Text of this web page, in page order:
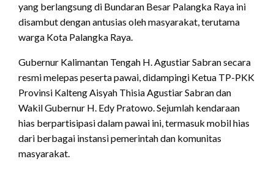
yang berlangsung di Bundaran Besar Palangka Raya ini
disambut dengan antusias oleh masyarakat, terutama
warga Kota Palangka Raya.
Gubernur Kalimantan Tengah H. Agustiar Sabran secara
resmi melepas peserta pawai, didampingi Ketua TP-PKK
Provinsi Kalteng Aisyah Thisia Agustiar Sabran dan
Wakil Gubernur H. Edy Pratowo. Sejumlah kendaraan
hias berpartisipasi dalam pawai ini, termasuk mobil hias
dari berbagai instansi pemerintah dan komunitas
masyarakat.